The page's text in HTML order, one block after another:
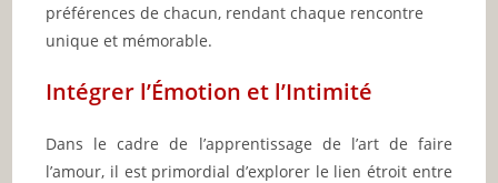
préférences de chacun, rendant chaque rencontre
unique et mémorable.
Intégrer l’Émotion et l’Intimité
Dans le cadre de l’apprentissage de l’art de faire
l’amour, il est primordial d’explorer le lien étroit entre